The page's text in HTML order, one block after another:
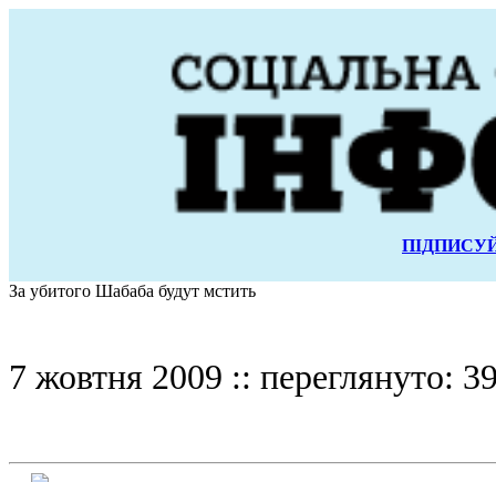
За убитого Шабаба будут мстить
7 жовтня 2009 :: переглянуто: